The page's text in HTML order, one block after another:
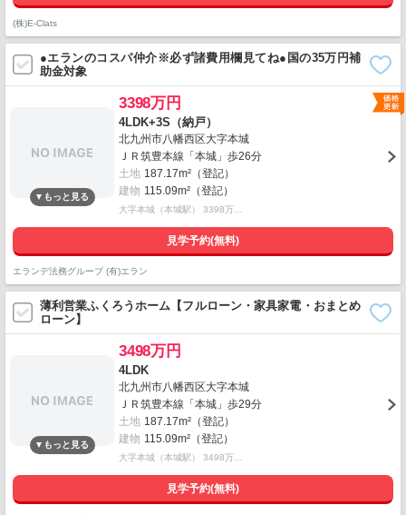
(株)E-Clats
●エランのコスパ仲介※必ず諸費用欄見てね●国の35万円補
助金対象
3398万円
4LDK+3S（納戸）
北九州市八幡西区大字本城
ＪＲ筑豊本線「本城」歩26分
土地 187.17m²（登記）
建物 115.09m²（登記）
大字本城（本城駅） 3398万…
見学予約(無料)
エランデ法務グループ (有)エラン
薄利営業ふくろうホーム【フルローン・家具家電・おまとめ
ローン】
3498万円
4LDK
北九州市八幡西区大字本城
ＪＲ筑豊本線「本城」歩29分
土地 187.17m²（登記）
建物 115.09m²（登記）
大字本城（本城駅） 3498万…
見学予約(無料)